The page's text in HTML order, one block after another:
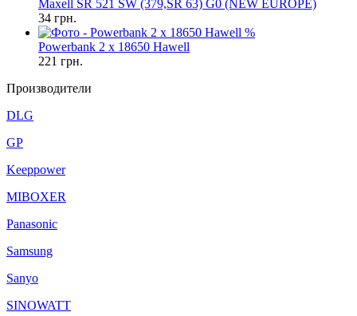
Maxell SR 521 SW (379,SR 63) G0 (NEW EUROPE)
34 грн.
%
Powerbank 2 x 18650 Hawell
221 грн.
Производители
DLG
GP
Keeppower
MIBOXER
Panasonic
Samsung
Sanyo
SINOWATT